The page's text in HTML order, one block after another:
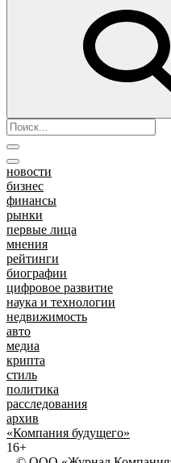
новости
бизнес
финансы
рынки
первые лица
мнения
рейтинги
биографии
цифровое развитие
наука и технологии
недвижимость
авто
медиа
крипта
стиль
политика
расследования
архив
«Компания будущего»
16+